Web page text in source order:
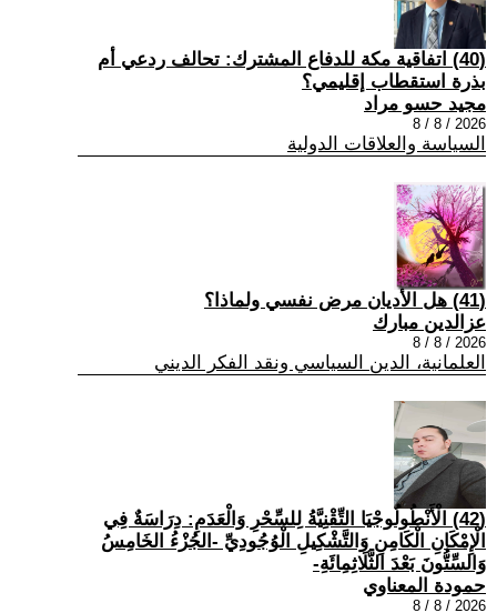
(40) اتفاقية مكة للدفاع المشترك: تحالف ردعي أم
بذرة استقطاب إقليمي؟
مجيد حسو مراد
2026 / 8 / 8
السياسة والعلاقات الدولية
(41) هل الأديان مرض نفسي ولماذا؟
عزالدين مبارك
2026 / 8 / 8
العلمانية، الدين السياسي ونقد الفكر الديني
(42) الْأَنْطُولُوجْيَا التِّقْنِيَّةُ لِلسِّحْرِ وَالْعَدَمِ: دِرَاسَةٌ فِي
الْإِمْكَانِ الْكَامِنِ وَالتَّشْكِيلِ الْوُجُودِيِّ -الجُزْءُ الخَامِسُ
وَالسِّتُّونَ بَعْدَ الثَّلَاثِمِائَةِ-
حمودة المعناوي
2026 / 8 / 8